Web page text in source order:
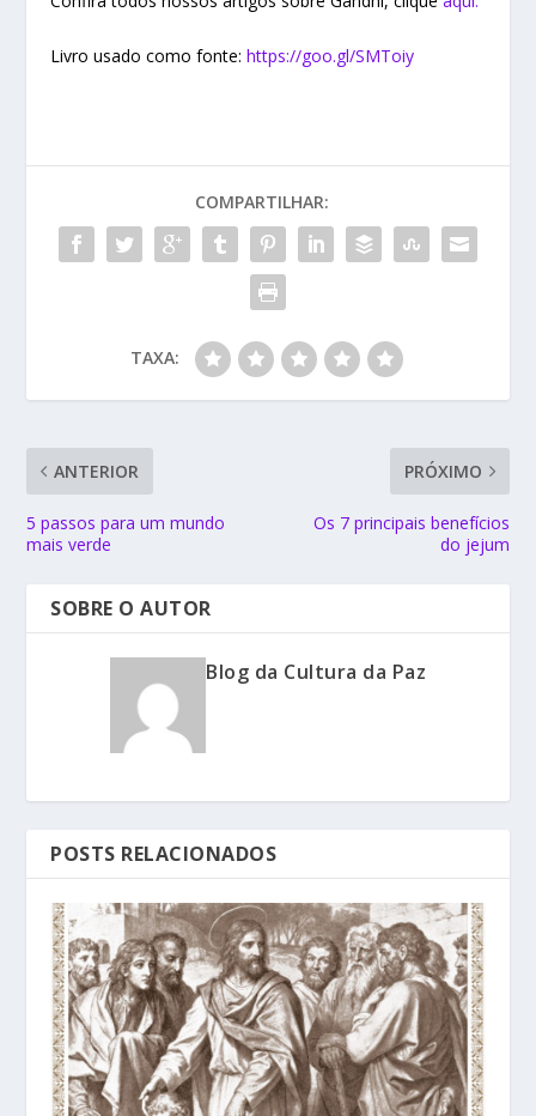
Livro usado como fonte:https://goo.gl/SMToiy
COMPARTILHAR:
TAXA:
ANTERIOR
5 passos para um mundo
mais verde
PRÓXIMO
Os 7 principais benefícios
do jejum
SOBRE O AUTOR
Blog da Cultura da Paz
POSTS RELACIONADOS